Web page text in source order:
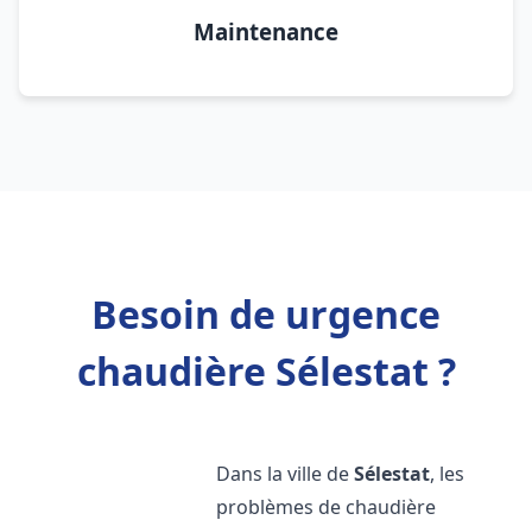
Maintenance
Besoin de urgence
chaudière Sélestat ?
Dans la ville deSélestat, les
problèmes de chaudière